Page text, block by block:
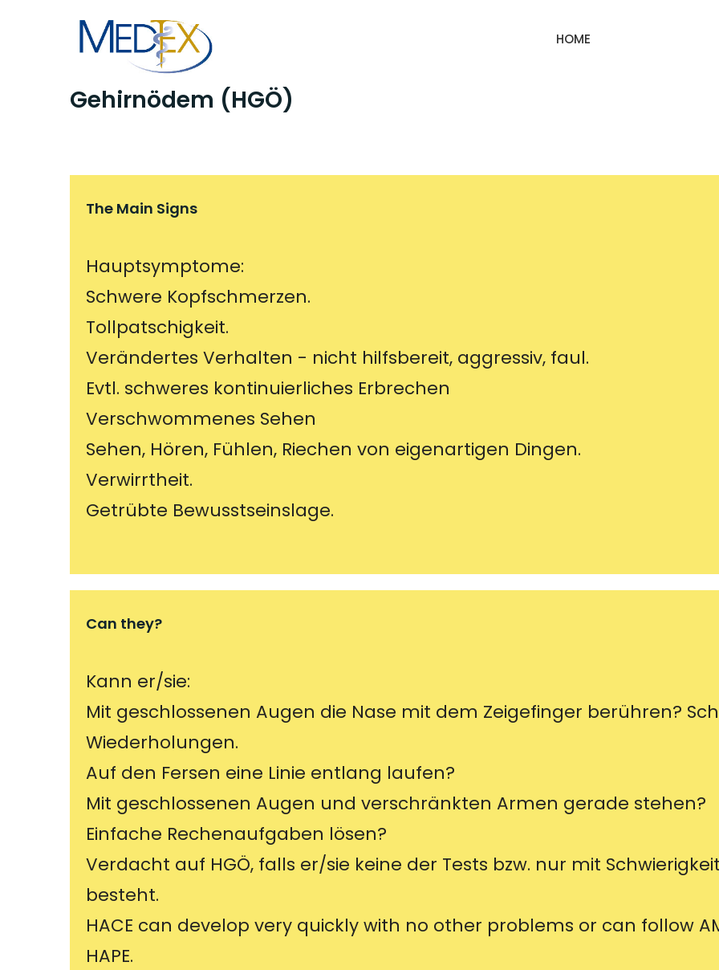
HOME
Gehirnödem (HGÖ)
The Main Signs
Hauptsymptome:
Schwere Kopfschmerzen.
Tollpatschigkeit.
Verändertes Verhalten - nicht hilfsbereit, aggressiv, faul.
Evtl. schweres kontinuierliches Erbrechen
Verschwommenes Sehen
Sehen, Hören, Fühlen, Riechen von eigenartigen Dingen.
Verwirrtheit.
Getrübte Bewusstseinslage.
Can they?
Kann er/sie:
Mit geschlossenen Augen die Nase mit dem Zeigefinger berühren?
Wiederholungen.
Auf den Fersen eine Linie entlang laufen?
Mit geschlossenen Augen und verschränkten Armen gerade stehen?
Einfache Rechenaufgaben lösen?
Verdacht auf HGÖ, falls er/sie keine der Tests bzw. nur mit
besteht.
HACE can develop very quickly with no other problems or can follow
HAPE.